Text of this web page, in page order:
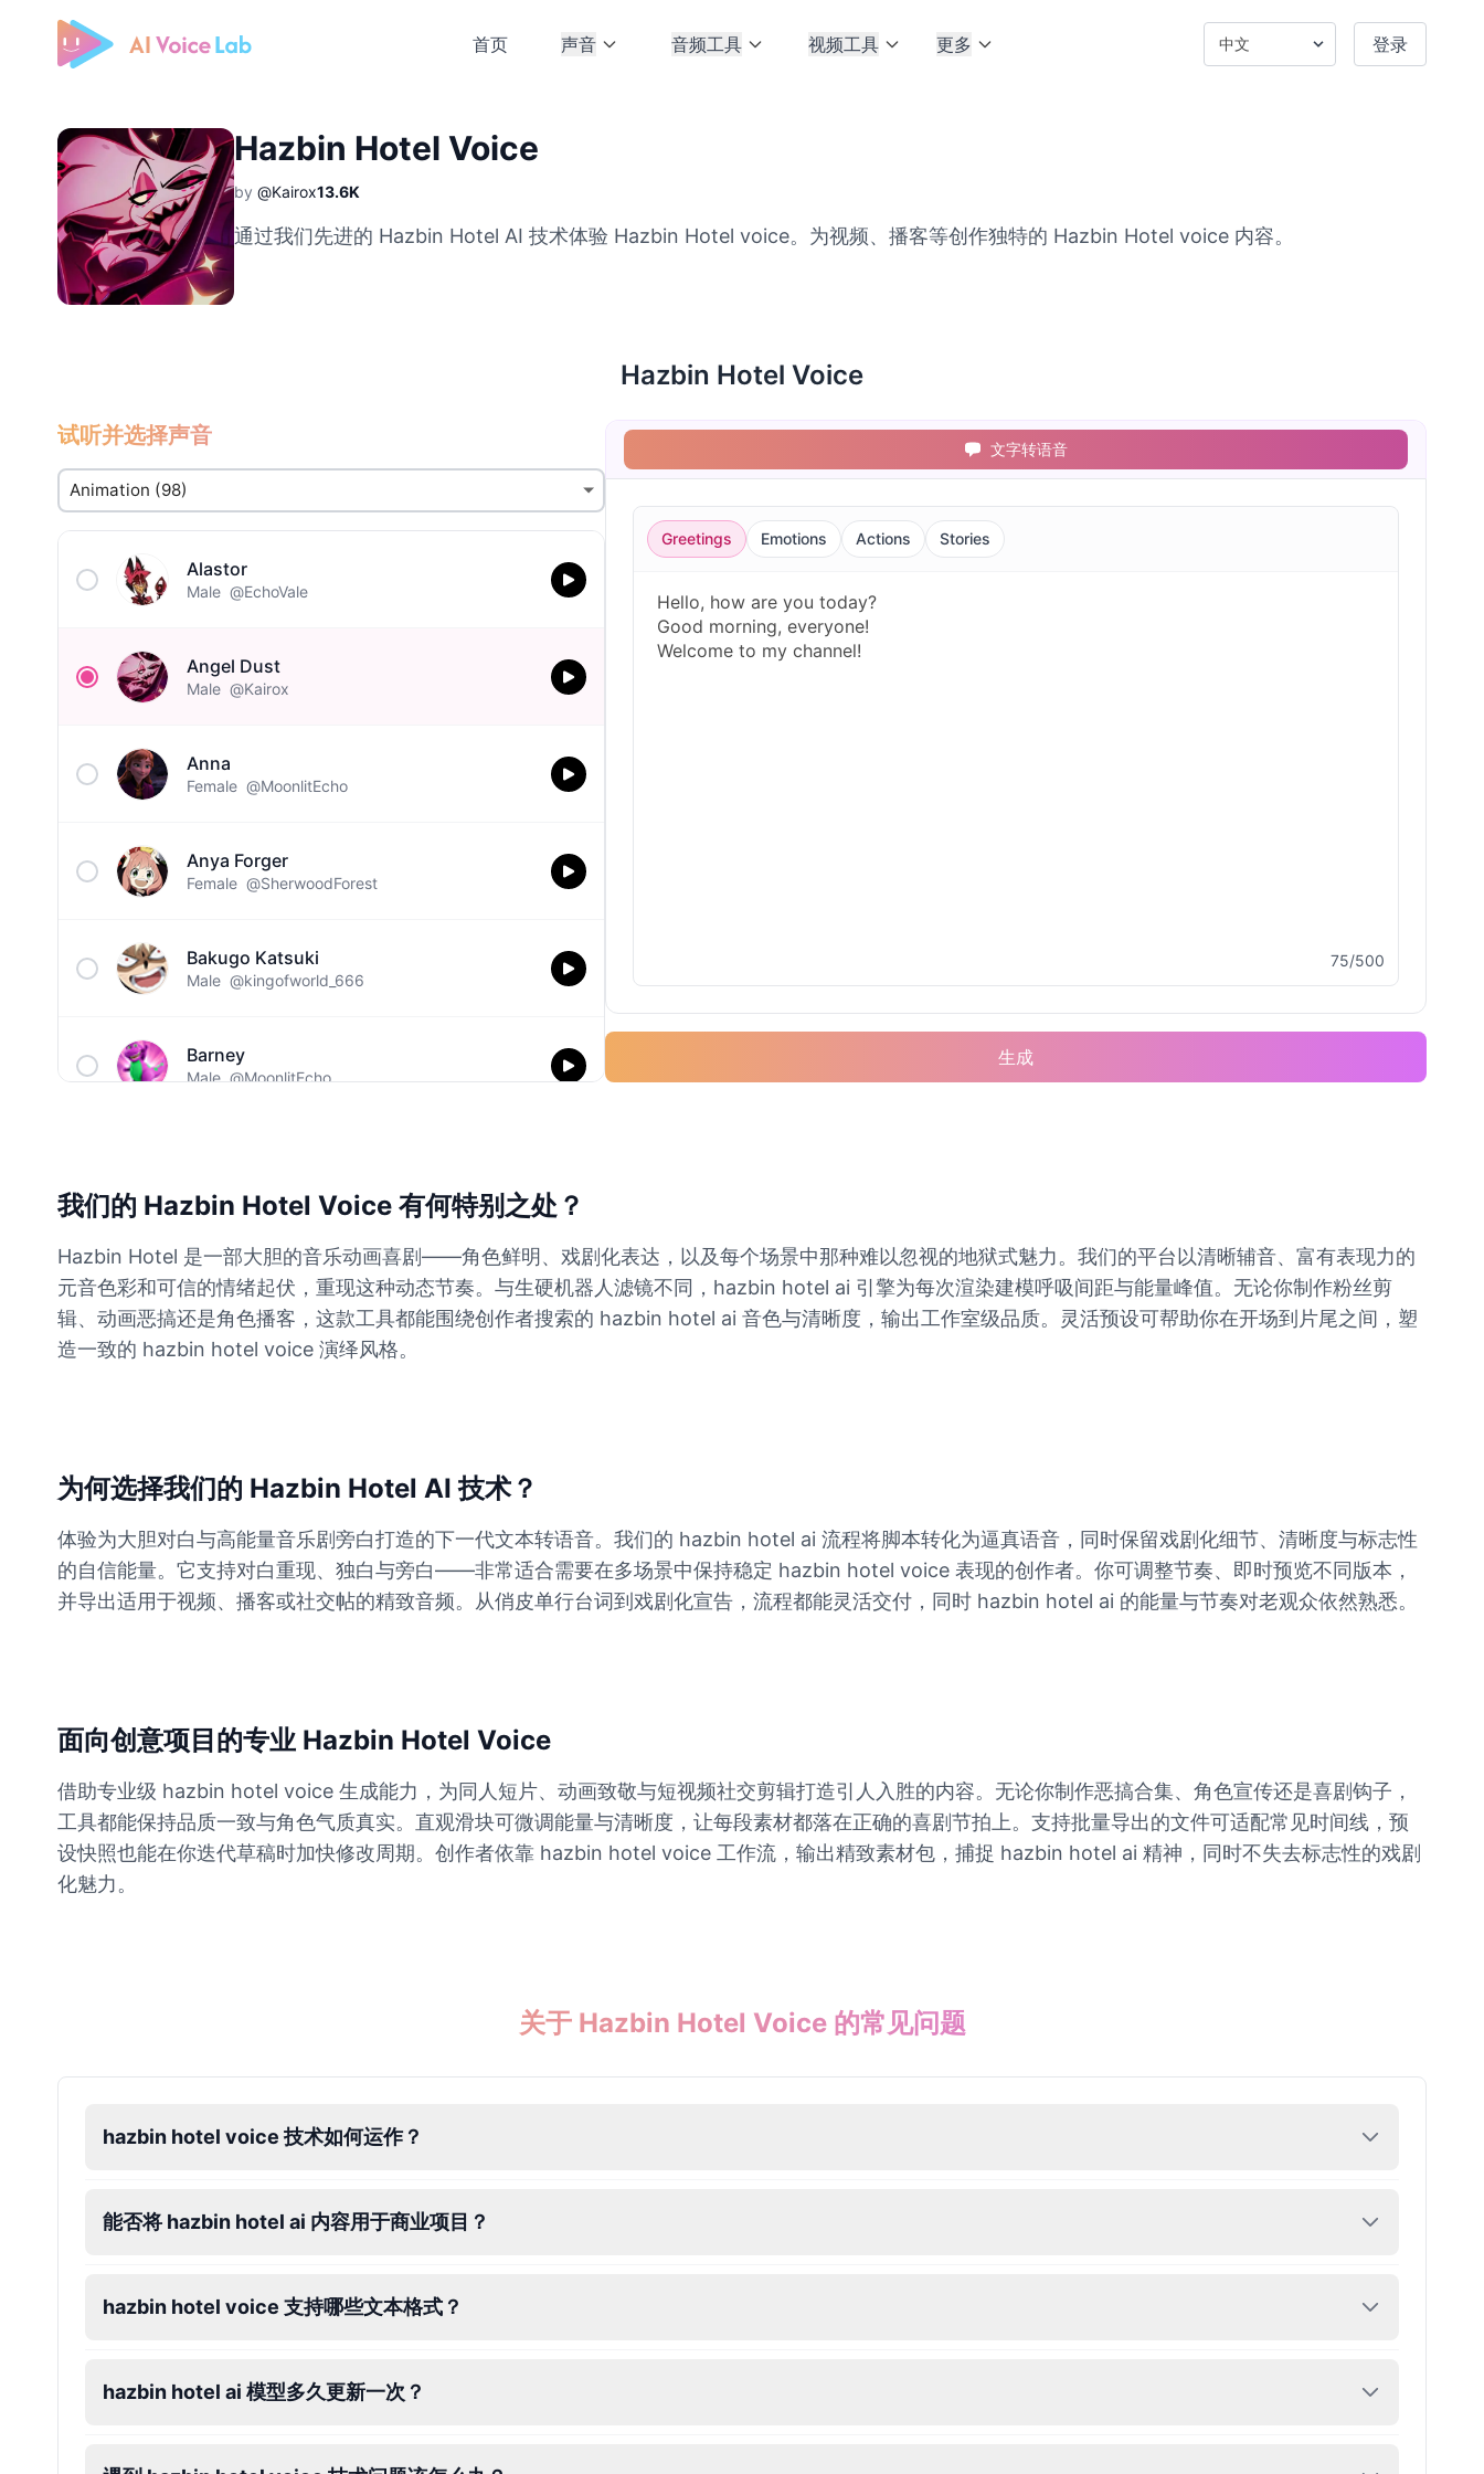
Free AI Cover & AI Voice Over 首页 声音 音频工具 视频工具 更多 登录
Hazbin Hotel Voice
by @Kairox13.6K
通过我们先进的 Hazbin Hotel AI 技术体验 Hazbin Hotel voice。为视频、播客等创作独特的 Hazbin Hotel voice 内容。
Hazbin Hotel Voice
试听并选择声音
Alastor
Male @EchoVale
Angel Dust
Male @Kairox
Anna
Female @MoonlitEcho
Anya Forger
Female @SherwoodForest
Bakugo Katsuki
Male @kingofworld_666
Barney
Male @MoonlitEcho
BMO
Male @IdeaSynth
Bonzi Buddy
Buzz Lightyear
Male @SilentNova
Caine
Male @MoonlitEcho
Cyn
Female @CherryNova
Daredevil
Male @ByteFlow
Deku
Denji
文字转语音
Greetings Emotions Actions Stories
75/500
生成
我们的 Hazbin Hotel Voice 有何特别之处？
Hazbin Hotel 是一部大胆的音乐动画喜剧——角色鲜明、戏剧化表达，以及每个场景中那种难以忽视的地狱式魅力。我们的平台以清晰辅音、富有表现力的
元音色彩和可信的情绪起伏，重现这种动态节奏。与生硬机器人滤镜不同，hazbin hotel ai 引擎为每次渲染建模呼吸间距与能量峰值。无论你制作粉丝剪
辑、动画恶搞还是角色播客，这款工具都能围绕创作者搜索的 hazbin hotel ai 音色与清晰度，输出工作室级品质。灵活预设可帮助你在开场到片尾之间，塑
造一致的 hazbin hotel voice 演绎风格。
为何选择我们的 Hazbin Hotel AI 技术？
体验为大胆对白与高能量音乐剧旁白打造的下一代文本转语音。我们的 hazbin hotel ai 流程将脚本转化为逼真语音，同时保留戏剧化细节、清晰度与标志性
的自信能量。它支持对白重现、独白与旁白——非常适合需要在多场景中保持稳定 hazbin hotel voice 表现的创作者。你可调整节奏、即时预览不同版本，
并导出适用于视频、播客或社交帖的精致音频。从俏皮单行台词到戏剧化宣告，流程都能灵活交付，同时 hazbin hotel ai 的能量与节奏对老观众依然熟悉。
面向创意项目的专业 Hazbin Hotel Voice
借助专业级 hazbin hotel voice 生成能力，为同人短片、动画致敬与短视频社交剪辑打造引人入胜的内容。无论你制作恶搞合集、角色宣传还是喜剧钩子，
工具都能保持品质一致与角色气质真实。直观滑块可微调能量与清晰度，让每段素材都落在正确的喜剧节拍上。支持批量导出的文件可适配常见时间线，预
设快照也能在你迭代草稿时加快修改周期。创作者依靠 hazbin hotel voice 工作流，输出精致素材包，捕捉 hazbin hotel ai 精神，同时不失去标志性的戏剧
化魅力。
关于 Hazbin Hotel Voice 的常见问题
hazbin hotel voice 技术如何运作？
能否将 hazbin hotel ai 内容用于商业项目？
hazbin hotel voice 支持哪些文本格式？
hazbin hotel ai 模型多久更新一次？